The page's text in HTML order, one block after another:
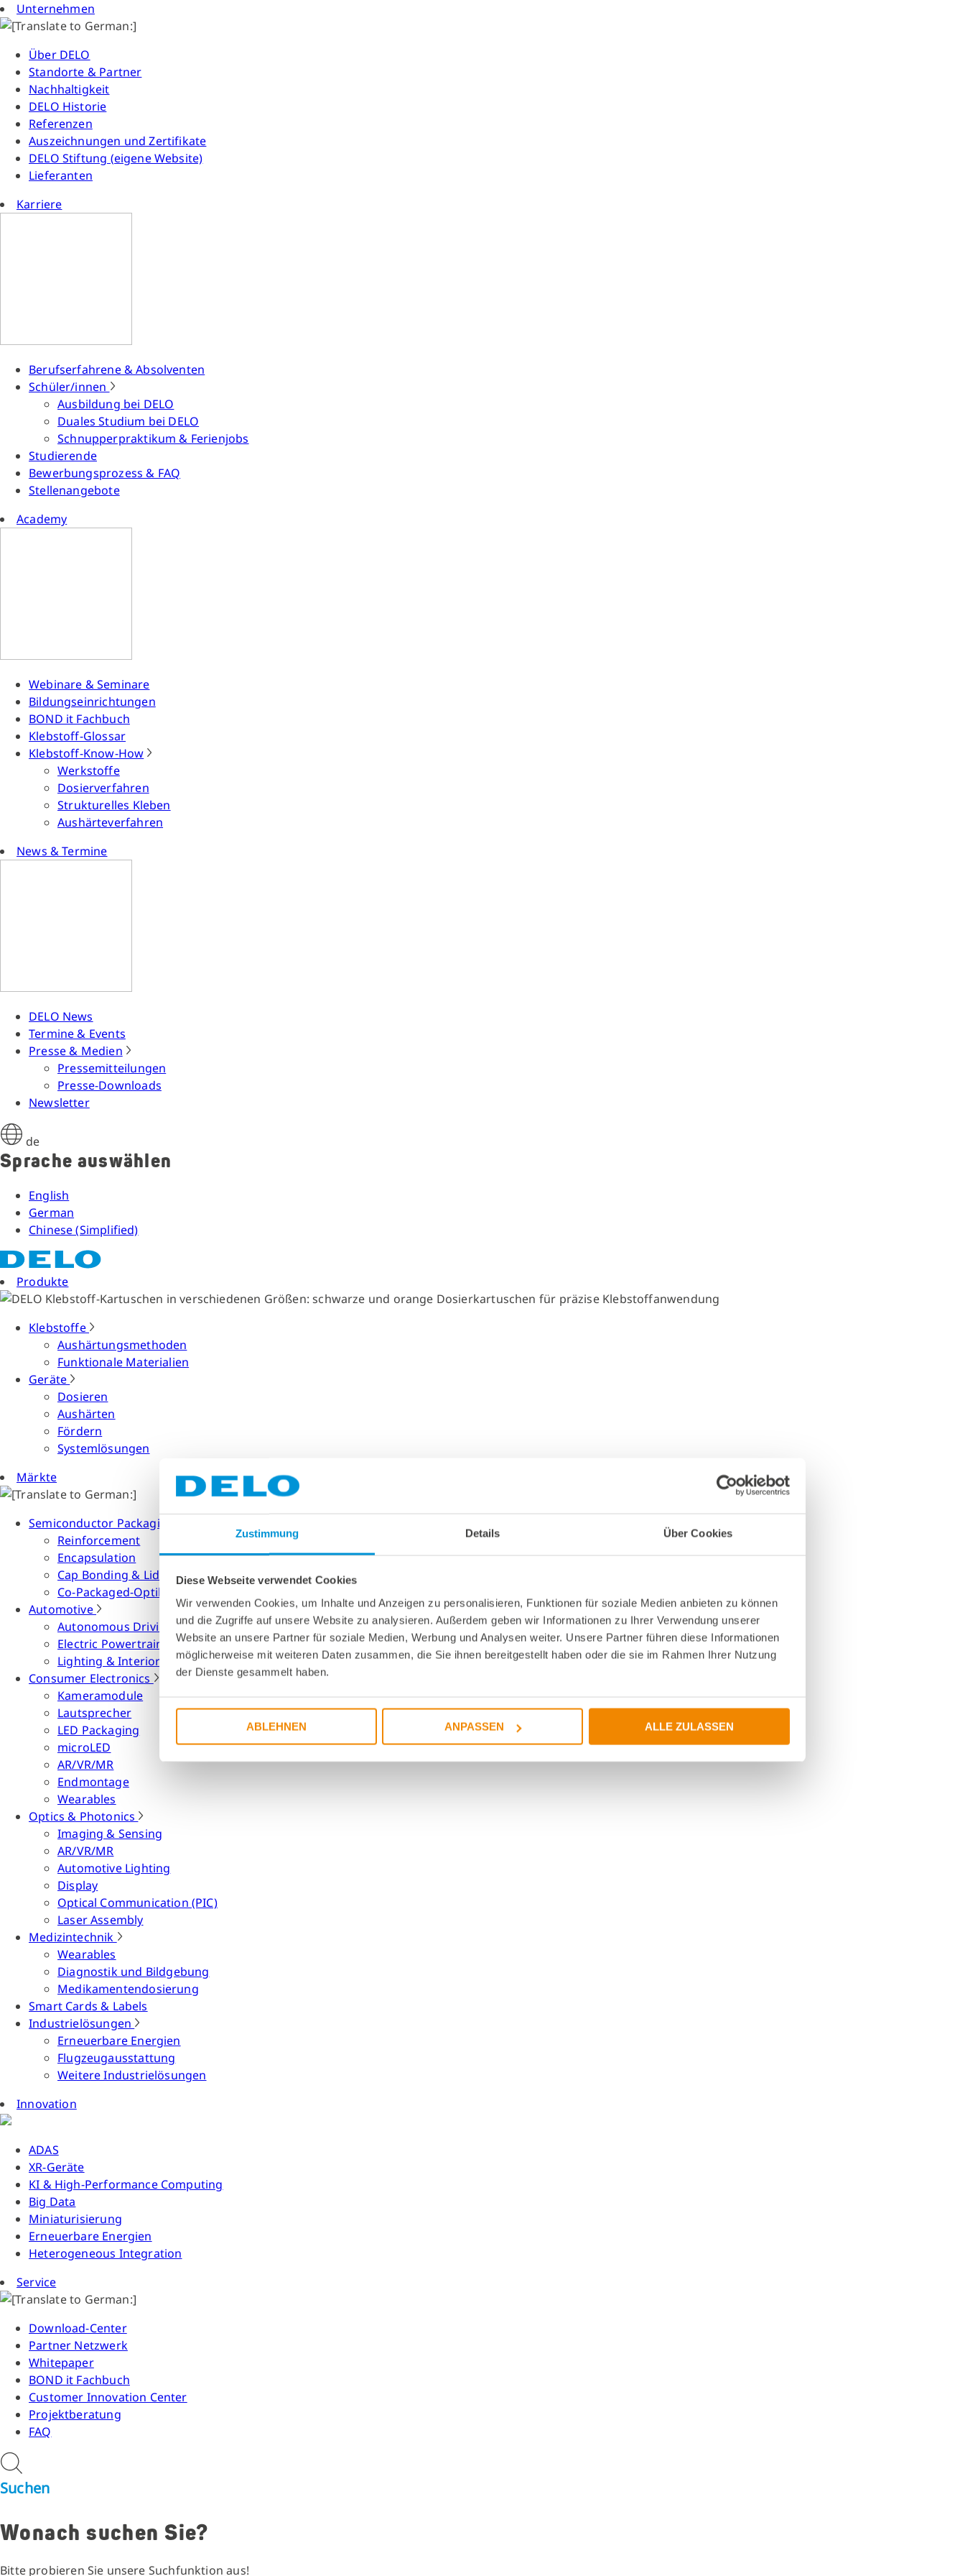
Zustimmung Details Über Cookies
Diese Webseite verwendet Cookies
Wir verwenden Cookies, um Inhalte und Anzeigen zu personalisieren, Funktionen für soziale Medien anbieten zu können
und die Zugriffe auf unsere Website zu analysieren. Außerdem geben wir Informationen zu Ihrer Verwendung unserer
Website an unsere Partner für soziale Medien, Werbung und Analysen weiter. Unsere Partner führen diese Informationen
möglicherweise mit weiteren Daten zusammen, die Sie ihnen bereitgestellt haben oder die sie im Rahmen Ihrer Nutzung
der Dienste gesammelt haben.
ABLEHNEN ANPASSEN ALLE ZULASSEN
Unternehmen
Über DELO
Standorte & Partner
Nachhaltigkeit
DELO Historie
Referenzen
Auszeichnungen und Zertifikate
DELO Stiftung (eigene Website)
Lieferanten
Karriere
Berufserfahrene & Absolventen
Schüler/innen
Ausbildung bei DELO
Duales Studium bei DELO
Schnupperpraktikum & Ferienjobs
Studierende
Bewerbungsprozess & FAQ
Stellenangebote
Academy
Webinare & Seminare
Bildungseinrichtungen
BOND it Fachbuch
Klebstoff-Glossar
Klebstoff-Know-How
Werkstoffe
Dosierverfahren
Strukturelles Kleben
Aushärteverfahren
News & Termine
DELO News
Termine & Events
Presse & Medien
Pressemitteilungen
Presse-Downloads
Newsletter
de
Sprache auswählen
English
German
Chinese (Simplified)
Produkte
Klebstoffe
Aushärtungsmethoden
Funktionale Materialien
Geräte
Dosieren
Aushärten
Fördern
Systemlösungen
Märkte
Semiconductor Packaging
Reinforcement
Encapsulation
Cap Bonding & Lid Attach
Co-Packaged-Optiken
Automotive
Autonomous Driving
Electric Powertrain
Lighting & Interior
Consumer Electronics
Kameramodule
Lautsprecher
LED Packaging
microLED
AR/VR/MR
Endmontage
Wearables
Optics & Photonics
Imaging & Sensing
AR/VR/MR
Automotive Lighting
Display
Optical Communication (PIC)
Laser Assembly
Medizintechnik
Wearables
Diagnostik und Bildgebung
Medikamentendosierung
Smart Cards & Labels
Industrielösungen
Erneuerbare Energien
Flugzeugausstattung
Weitere Industrielösungen
Innovation
ADAS
XR-Geräte
KI & High-Performance Computing
Big Data
Miniaturisierung
Erneuerbare Energien
Heterogeneous Integration
Service
Download-Center
Partner Netzwerk
Whitepaper
BOND it Fachbuch
Customer Innovation Center
Projektberatung
FAQ
Suchen
Wonach suchen Sie?
Bitte probieren Sie unsere Suchfunktion aus!